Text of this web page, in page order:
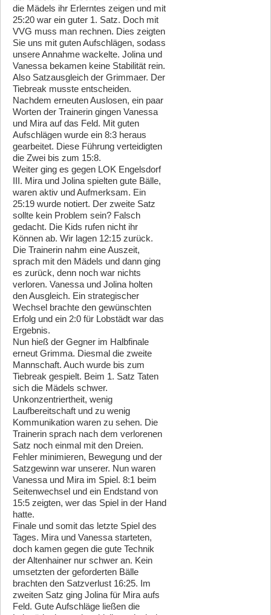
die Mädels ihr Erlerntes zeigen und mit
25:20 war ein guter 1. Satz. Doch mit
VVG muss man rechnen. Dies zeigten
Sie uns mit guten Aufschlägen, sodass
unsere Annahme wackelte. Jolina und
Vanessa bekamen keine Stabilität rein.
Also Satzausgleich der Grimmaer. Der
Tiebreak musste entscheiden.
Nachdem erneuten Auslosen, ein paar
Worten der Trainerin gingen Vanessa
und Mira auf das Feld. Mit guten
Aufschlägen wurde ein 8:3 heraus
gearbeitet. Diese Führung verteidigten
die Zwei bis zum 15:8.
Weiter ging es gegen LOK Engelsdorf
III. Mira und Jolina spielten gute Bälle,
waren aktiv und Aufmerksam. Ein
25:19 wurde notiert. Der zweite Satz
sollte kein Problem sein? Falsch
gedacht. Die Kids rufen nicht ihr
Können ab. Wir lagen 12:15 zurück.
Die Trainerin nahm eine Auszeit,
sprach mit den Mädels und dann ging
es zurück, denn noch war nichts
verloren. Vanessa und Jolina holten
den Ausgleich. Ein strategischer
Wechsel brachte den gewünschten
Erfolg und ein 2:0 für Lobstädt war das
Ergebnis.
Nun hieß der Gegner im Halbfinale
erneut Grimma. Diesmal die zweite
Mannschaft. Auch wurde bis zum
Tiebreak gespielt. Beim 1. Satz Taten
sich die Mädels schwer.
Unkonzentriertheit, wenig
Laufbereitschaft und zu wenig
Kommunikation waren zu sehen. Die
Trainerin sprach nach dem verlorenen
Satz noch einmal mit den Dreien.
Fehler minimieren, Bewegung und der
Satzgewinn war unserer. Nun waren
Vanessa und Mira im Spiel. 8:1 beim
Seitenwechsel und ein Endstand von
15:5 zeigten, wer das Spiel in der Hand
hatte.
Finale und somit das letzte Spiel des
Tages. Mira und Vanessa starteten,
doch kamen gegen die gute Technik
der Altenhainer nur schwer an. Kein
umsetzten der geforderten Bälle
brachten den Satzverlust 16:25. Im
zweiten Satz ging Jolina für Mira aufs
Feld. Gute Aufschläge ließen die